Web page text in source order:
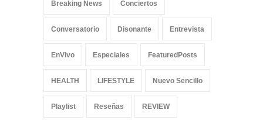
Breaking News Conciertos
Conversatorio Disonante Entrevista
EnVivo Especiales FeaturedPosts
HEALTH LIFESTYLE Nuevo Sencillo
Playlist Reseñas REVIEW